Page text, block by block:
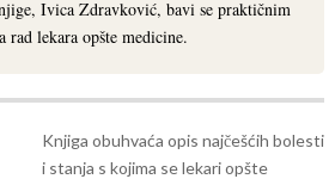
Ivica Zdravković, bavi se praktičnim
rad lekara opšte medicine.
Knjiga obuhvaća opis najčešćih bolesti
i stanja s kojima se lekari opšte